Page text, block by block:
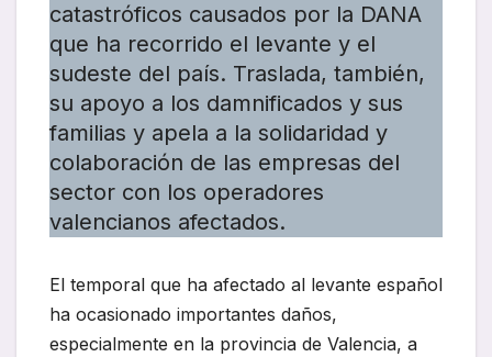
catastróficos causados por la DANA
que ha recorrido el levante y el
sudeste del país. Traslada, también,
su apoyo a los damnificados y sus
familias y apela a la solidaridad y
colaboración de las empresas del
sector con los operadores
valencianos afectados.
El temporal que ha afectado al levante español
ha ocasionado importantes daños,
especialmente en la provincia de Valencia, a